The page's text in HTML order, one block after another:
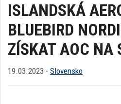
ISLANDSKÁ
BLUEBIRD
ZÍSKAT AOC NA
19.03.2023 - Slovensko